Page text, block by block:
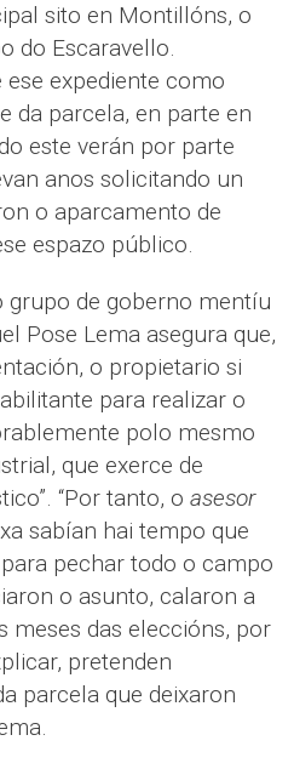
sito en Montillóns, o
do Escaravello.
expediente como
da parcela, en parte en
este verán por parte
anos solicitando un
o aparcamento de
espazo público.
grupo de goberno mentíu
Pose Lema asegura que,
o propietario si
para realizar o
polo mesmo
que exerce de
“Por tanto, o asesor
sabían hai tempo que
pechar todo o campo
o asunto, calaron a
meses das eleccións, por
pretenden
parcela que deixaron